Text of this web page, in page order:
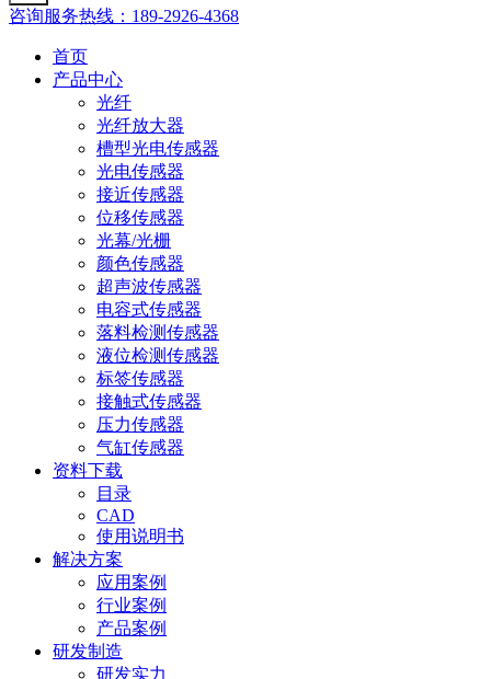
咨询服务热线：189-2926-4368
首页
产品中心
光纤
光纤放大器
槽型光电传感器
光电传感器
接近传感器
位移传感器
光幕/光栅
颜色传感器
超声波传感器
电容式传感器
落料检测传感器
液位检测传感器
标签传感器
接触式传感器
压力传感器
气缸传感器
资料下载
目录
CAD
使用说明书
解决方案
应用案例
行业案例
产品案例
研发制造
研发实力